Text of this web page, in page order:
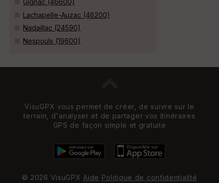
Gignac (46600)
Lachapelle-Auzac (46200)
Nadaillac (24590)
Nespouls (19600)
VisuGPX vous permet de créer, de suivre sur le
terrain, d'analyser et de partager vos itinéraires
GPS de façon simple et gratuite
© 2026 VisuGPX Aide Politique de confidentialité